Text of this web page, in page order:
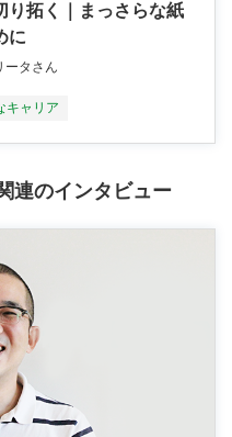
り拓く｜まっさらな紙
に
ータさん
キャリア
連のインタビュー